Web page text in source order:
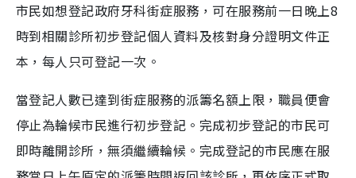
市民如想登記政府牙科街症服務，可在服務前一日晚上8
時到相關診所初步登記個人資料及核對身分證明文件正
本，每人只可登記一次。
當登記人數已達到街症服務的派籌名額上限，職員便會
停止為輪候市民進行初步登記。完成初步登記的市民可
即時離開診所，無須繼續輪候。完成登記的市民應在服